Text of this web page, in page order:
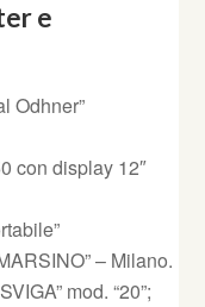
e
Odhner”
con display 12″
– Milano.
mod. “20”;